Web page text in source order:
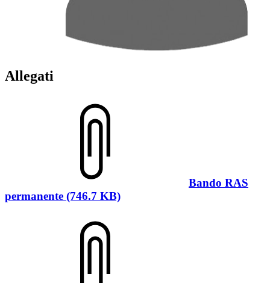
Allegati
Bando RAS
permanente (746.7 KB)